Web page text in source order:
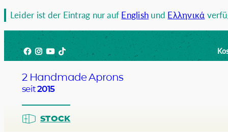
Zum
springen
Leider ist der Eintrag nur auf English und Ελληνικά
Facebook
Instagram
YouTube
TikTok
2 Handmade Aprons
seit2015
STOCK